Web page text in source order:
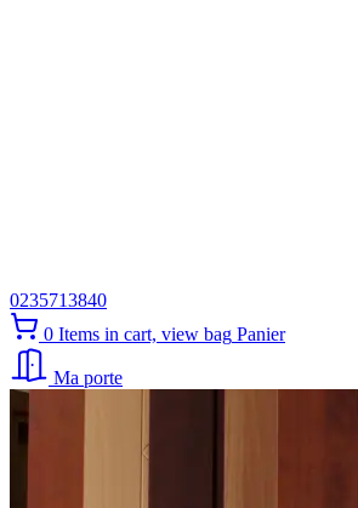
0235713840
0 Items in cart, view bag Panier
Ma porte